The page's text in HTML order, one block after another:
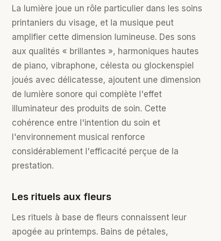
La lumière joue un rôle particulier dans les soins
printaniers du visage, et la musique peut
amplifier cette dimension lumineuse. Des sons
aux qualités « brillantes », harmoniques hautes
de piano, vibraphone, célesta ou glockenspiel
joués avec délicatesse, ajoutent une dimension
de lumière sonore qui complète l'effet
illuminateur des produits de soin. Cette
cohérence entre l'intention du soin et
l'environnement musical renforce
considérablement l'efficacité perçue de la
prestation.
Les rituels aux fleurs
Les rituels à base de fleurs connaissent leur
apogée au printemps. Bains de pétales,